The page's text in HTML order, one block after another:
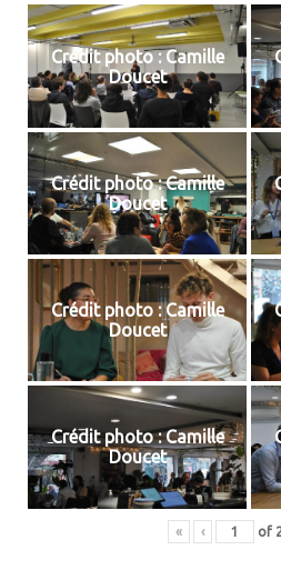
Crédit photo : Camille
Doucet
Crédit photo : Camille
Doucet
Crédit photo : Camille
Doucet
Crédit photo : Camille
Doucet
« ‹ of